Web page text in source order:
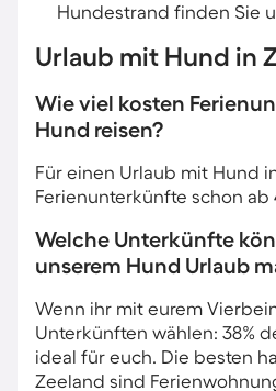
Hundestrand finden Sie
Urlaub mit Hund in
Wie viel kosten
Hund reisen?
Für einen Urlaub mit Hund
Ferienunterkünfte schon
Welche Unterkünfte
unserem Hund Urlaub
Wenn ihr mit eurem
Unterkünften wählen: 38%
ideal für euch. Die besten
Zeeland sind